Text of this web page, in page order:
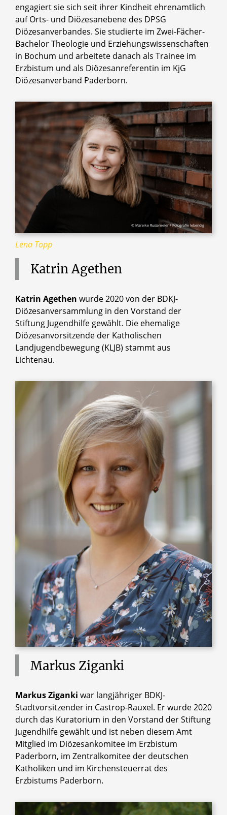
© Mareike Rustemeier / Fotografie lebendig
Lena Topp
engagiert sie sich seit ihrer Kindheit ehrenamtlich
auf Orts- und Diözesanebene des DPSG
Diözesanverbandes. Sie studierte im Zwei-Fächer-
Bachelor Theologie und Erziehungswissenschaften
in Bochum und arbeitete danach als Trainee im
Erzbistum und als Diözesanreferentin im KjG
Diözesanverband Paderborn.
KatrinAgethen
Katrin Agethen wurde 2020 von der BDKJ-
Diözesanversammlung in den Vorstand der
Stiftung Jugendhilfe gewählt. Die ehemalige
Diözesanvorsitzende der Katholischen
Landjugendbewegung (KLJB) stammt aus
Lichtenau.
Markus Ziganki
Markus Ziganki war langjähriger BDKJ-
Stadtvorsitzender in Castrop-Rauxel. Er wurde 2020
durch das Kuratorium in den Vorstand der Stiftung
Jugendhilfe gewählt und ist neben diesem Amt
Mitglied im Diözesankomitee im Erzbistum
Paderborn, im Zentralkomitee der deutschen
Katholiken und im Kirchensteuerrat des
Erzbistums Paderborn.